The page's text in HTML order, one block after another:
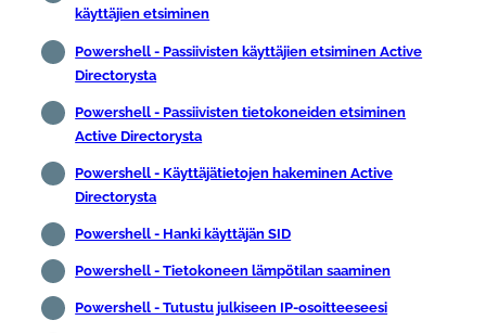
käyttäjien etsiminen
Powershell - Passiivisten käyttäjien etsiminen Active
Directorysta
Powershell - Passiivisten tietokoneiden etsiminen
Active Directorysta
Powershell - Käyttäjätietojen hakeminen Active
Directorysta
Powershell - Hanki käyttäjän SID
Powershell - Tietokoneen lämpötilan saaminen
Powershell - Tutustu julkiseen IP-osoitteeseesi